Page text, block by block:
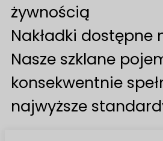
żywnością
Nakładki dostępne
Nasze szklane
konsekwentnie
najwyższe